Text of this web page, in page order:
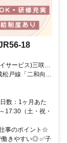
18
サービス)三咲駅
松戸線「二和向台
数：1ヶ月あた
17:30（土・祝・
事のポイント☆
働きやすい◎ ✅子